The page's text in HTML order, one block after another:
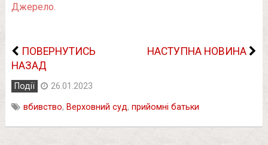
Джерело.
ПОВЕРНУТИСЬ
НАЗАД
НАСТУПНА НОВИНА
Події 26.01.2023
вбивство, Верховний суд, прийомні батьки